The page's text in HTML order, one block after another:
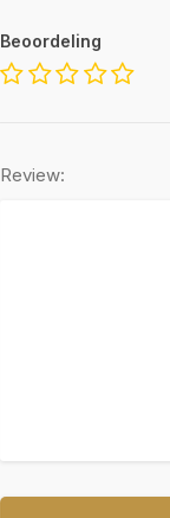
Beoordeling
Review: